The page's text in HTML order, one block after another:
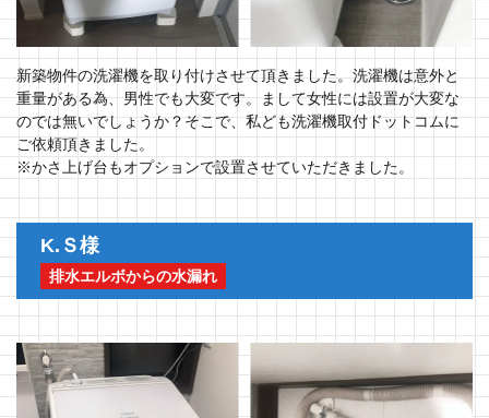
新築物件の洗濯機を取り付けさせて頂きました。洗濯機は意外と
重量がある為、男性でも大変です。まして女性には設置が大変な
のでは無いでしょうか？そこで、私ども洗濯機取付ドットコムに
ご依頼頂きました。
※かさ上げ台もオプションで設置させていただきました。
K.Ｓ様
排水エルボからの水漏れ